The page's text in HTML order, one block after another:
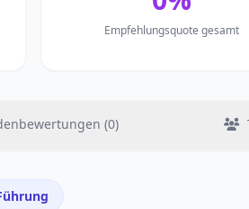
Empfehlungsquote gesamt
(0)